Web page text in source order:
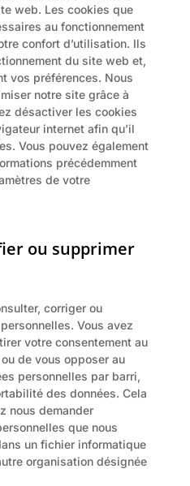
web. Les cookies que
au fonctionnement
confort d’utilisation. Ils
du site web et,
vos préférences. Nous
notre site grâce à
désactiver les cookies
internet afin qu’il
Vous pouvez également
précédemment
de votre
ou supprimer
corriger ou
Vous avez
votre consentement au
de vous opposer au
personnelles par barri,
des données. Cela
nous demander
que nous
un fichier informatique
organisation désignée